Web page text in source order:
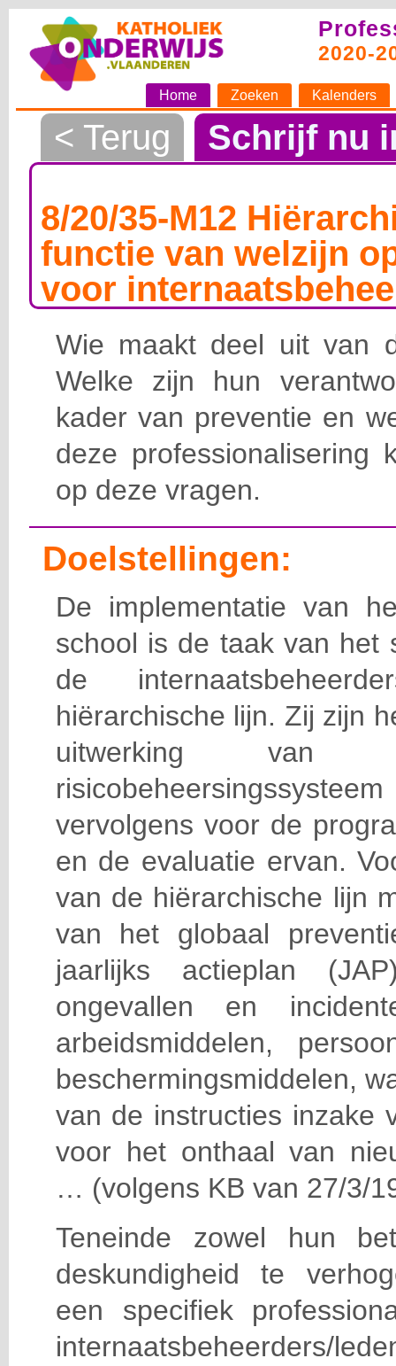
2020-
Home Zoeken Kalenders
< Terug Schrijf nu
8/20/35-M12
functie van welzijn
voor
Wie maakt deel uit van
Welke zijn hun
kader van preventie en
deze professionalisering
op deze vragen.
Doelstellingen:
De implementatie van
school is de taak van het
de
hiërarchische lijn. Zij zijn
uitwerking van
vervolgens voor de
en de evaluatie ervan.
van de hiërarchische lijn
van het globaal
jaarlijks actieplan
ongevallen en
arbeidsmiddelen,
beschermingsmiddelen,
van de instructies inzake
voor het onthaal van
… (volgens KB van 27/3/
Teneinde zowel hun
deskundigheid te
een specifiek